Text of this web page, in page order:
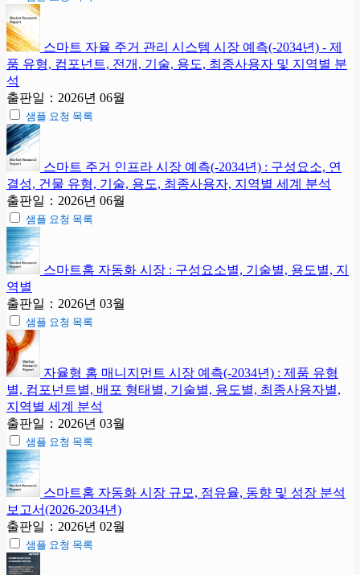
스마트 자율 주거 관리 시스템 시장 예측(-2034년) - 제
품 유형, 컴포넌트, 전개, 기술, 용도, 최종사용자 및 지역별 분
석
출판일：2026년 06월
샘플 요청 목록
스마트 주거 인프라 시장 예측(-2034년) : 구성요소, 연
결성, 건물 유형, 기술, 용도, 최종사용자, 지역별 세계 분석
출판일：2026년 06월
샘플 요청 목록
스마트홈 자동화 시장 : 구성요소별, 기술별, 용도별, 지
역별
출판일：2026년 03월
샘플 요청 목록
자율형 홈 매니지먼트 시장 예측(-2034년) : 제품 유형
별, 컴포넌트별, 배포 형태별, 기술별, 용도별, 최종사용자별,
지역별 세계 분석
출판일：2026년 03월
샘플 요청 목록
스마트홈 자동화 시장 규모, 점유율, 동향 및 성장 분석
보고서(2026-2034년)
출판일：2026년 02월
샘플 요청 목록